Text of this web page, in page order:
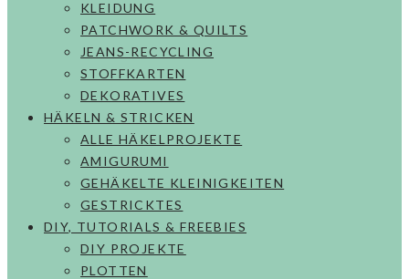
KLEIDUNG
PATCHWORK & QUILTS
JEANS-RECYCLING
STOFFKARTEN
DEKORATIVES
HÄKELN & STRICKEN
ALLE HÄKELPROJEKTE
AMIGURUMI
GEHÄKELTE KLEINIGKEITEN
GESTRICKTES
DIY, TUTORIALS & FREEBIES
DIY PROJEKTE
PLOTTEN